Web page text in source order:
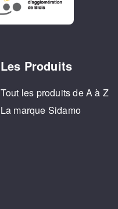
Les Produits
Tout les produits de A à Z
La marque Sidamo